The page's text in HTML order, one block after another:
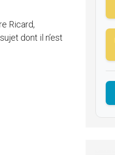
Ricard,
dont il n’est